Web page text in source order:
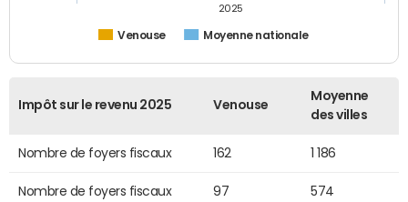
Venouse Moyenne nationale
2025
Impôt sur le revenu 2025 Venouse
Moyenne
des villes
Nombre de foyers fiscaux 162 1 186
Nombre de foyers fiscaux
97 574